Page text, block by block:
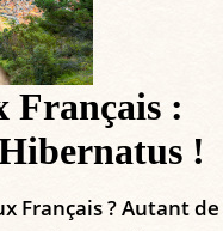
Français :
!
Français ? Autant de